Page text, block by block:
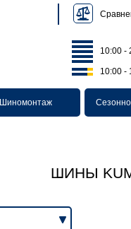
10:00 -
10:00 -
Шиномонтаж
ШИНЫ